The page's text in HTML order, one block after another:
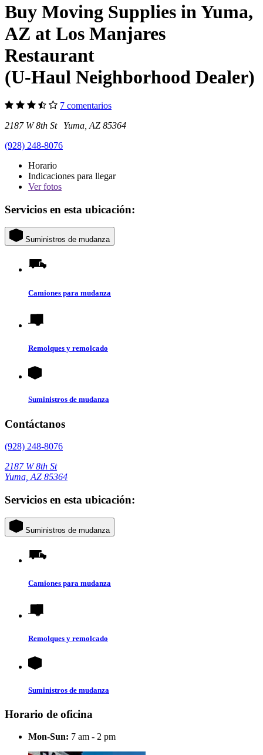
Buy Moving Supplies in Yuma,
AZ at Los Manjares
Restaurant
(U-Haul Neighborhood Dealer)
7 comentarios
2187 W 8th St Yuma, AZ 85364
(928) 248-8076
Horario
Indicaciones para llegar
Verfotos
Servicios en esta ubicación:
Suministros de mudanza
Camiones para mudanza
Remolques y remolcado
Suministros de mudanza
Contáctanos
(928) 248-8076
2187 W 8th St
Yuma, AZ 85364
Servicios en esta ubicación:
Suministros de mudanza
Camiones para mudanza
Remolques y remolcado
Suministros de mudanza
Horario de oficina
Mon-Sun: 7 am - 2 pm